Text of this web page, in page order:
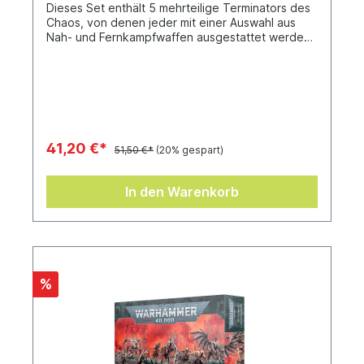
Dieses Set enthält 5 mehrteilige Terminators des
Chaos, von denen jeder mit einer Auswahl aus
Nah- und Fernkampfwaffen ausgestattet werden
41,20 €* 51,50 €* (20% gespart)
In den Warenkorb
%